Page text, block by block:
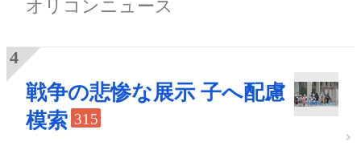
オリコンニュース
戦争の悲惨な展示 子へ配慮
模索 315